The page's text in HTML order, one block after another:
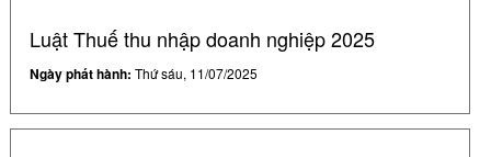
Luật Thuế thu nhập doanh nghiệp 2025
Ngày phát hành: Thứ sáu, 11/07/2025